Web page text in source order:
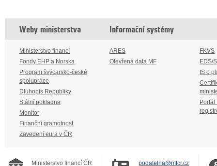
Weby ministerstva
Ministerstvo financí
Fondy EHP a Norska
Program švýcarsko-české
spolupráce
Dluhopis Republiky
Státní pokladna
Monitor
Finanční gramotnost
Zavedení eura v ČR
Informační systémy
ARES
Otevřená data MF
FKVS
EDS/
IS o
Portál
Ministerstvo financí ČR podatelna@mfcr.cz